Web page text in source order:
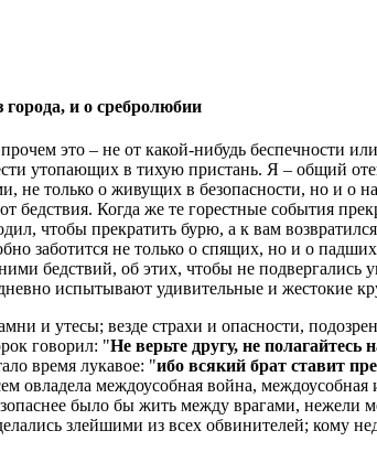
и о сребролюбии
это – не от какой-нибудь беспечности
утопающих в тихую пристань. Я – общий
только о живущих в безопасности, но и о
бедствия. Когда же те горестные события
чтобы прекратить бурю, а к вам
заботится не только о спящих, но и о
бедствий, об этих, чтобы не
испытывают удивительные и жестокие
и утесы; везде страхи и опасности,
говорил: "Не верьте другу, не полагайтесь
время лукавое: "ибо всякий брат ставит
овладела междоусобная война,
было бы жить между врагами, нежели
злейшими из всех обвинителей; кому